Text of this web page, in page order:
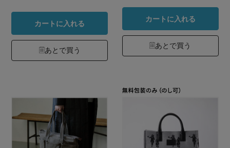
カートに入れる
あとで買う
カートに入れる
あとで買う